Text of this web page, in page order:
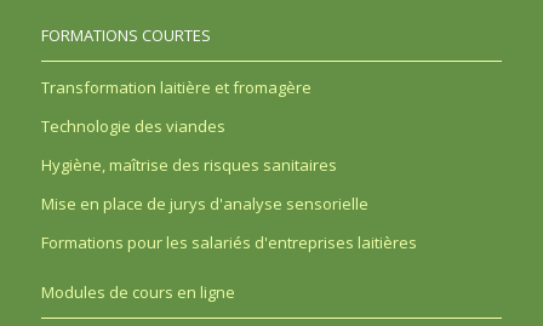
FORMATIONS COURTES
Transformation laitière et fromagère
Technologie des viandes
Hygiène, maîtrise des risques sanitaires
Mise en place de jurys d'analyse sensorielle
Formations pour les salariés d'entreprises laitières
Modules de cours en ligne